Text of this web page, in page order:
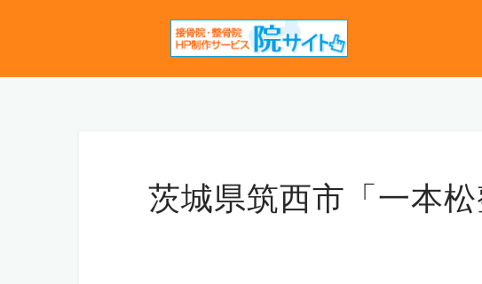
ン
茨城県筑西市「一本